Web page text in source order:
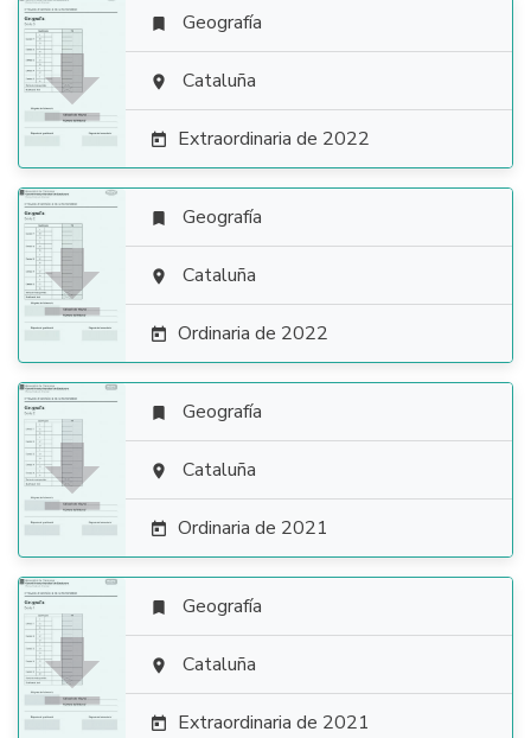

 Geografía
 Cataluña
 Extraordinaria de 2022

 Geografía
 Cataluña
 Ordinaria de 2022

 Geografía
 Cataluña
 Ordinaria de 2021

 Geografía
 Cataluña
 Extraordinaria de 2021